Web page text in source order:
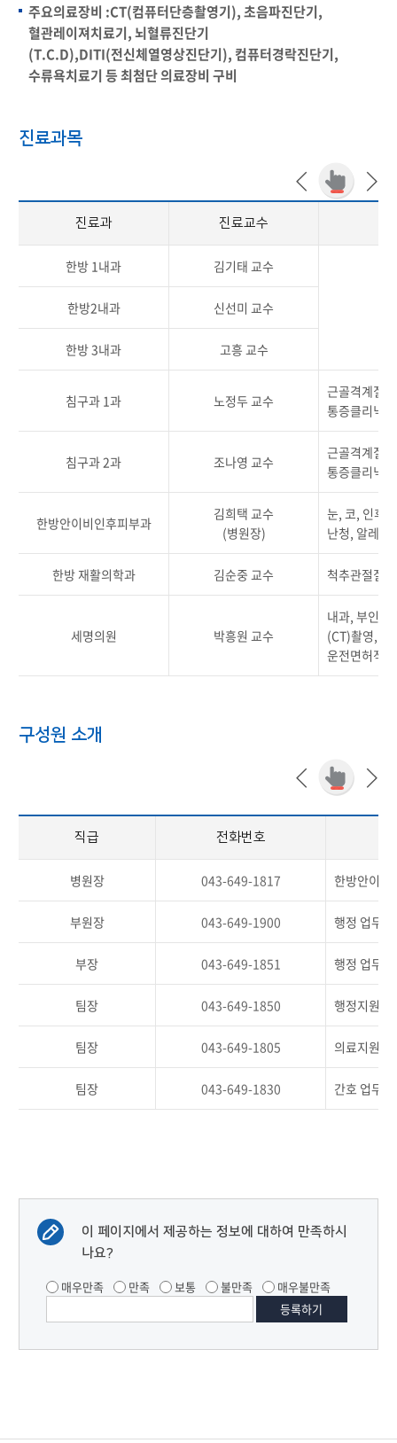
주요의료장비 :CT(컴퓨터단층촬영기), 초음파진단기,
혈관레이져치료기, 뇌혈류진단기
(T.C.D),DITI(전신체열영상진단기), 컴퓨터경락진단기,
수류욕치료기 등 최첨단 의료장비 구비
진료과목
진료과 진료교수
한방 1내과 김기태 교수
한방2내과 신선미 교수
한방 3내과 고흥 교수
침구과 1과 노정두 교수
근골격계질
통증클리닉,
침구과 2과 조나영 교수
근골격계질
통증클리닉,
한방안이비인후피부과
김희택 교수
(병원장)
눈, 코, 인후,
난청, 알레르
한방 재활의학과 김순중 교수 척추관절질
세명의원 박흥원 교수
내과, 부인과
(CT)촬영, 산
운전면허적
구성원 소개
직급 전화번호
병원장 043-649-1817 한방안이비
부원장 043-649-1900 행정 업무
부장 043-649-1851 행정 업무
팀장 043-649-1850 행정지원업
팀장 043-649-1805 의료지원
팀장 043-649-1830 간호 업무
이 페이지에서 제공하는 정보에 대하여 만족하시
나요?
매우만족 만족 보통 불만족 매우불만족